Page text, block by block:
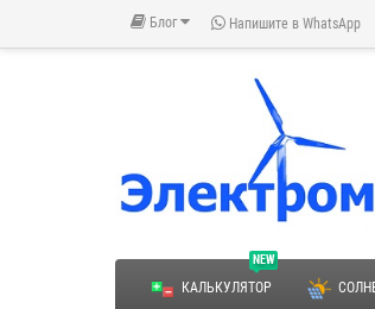
Блог Напишите в WhatsApp
NEW
КАЛЬКУЛЯТОР